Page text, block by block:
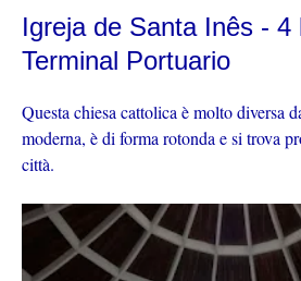
Igreja de Santa Inês - 4
Terminal Portuario
Questa chiesa cattolica è molto diversa
moderna, è di forma rotonda e si trova
città.